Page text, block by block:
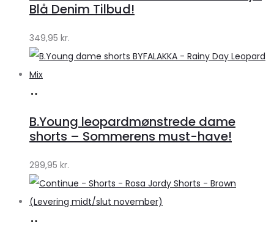
Blå Denim Tilbud!
349,95 kr.
Klædeskabet.dk
B.Young leopardmønstrede dame
shorts – Sommerens must-have!
299,95 kr.